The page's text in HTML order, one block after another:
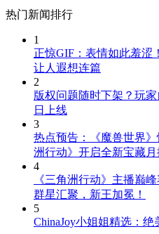
热门新闻排行
1
正惊GIF：表情如此羞涩
让人遐想连篇
2
版权问题随时下架？玩
日上线
3
热点预告：《魔兽世界
洲行动》开启全新宝藏月
4
《三角洲行动》主播巅
群星汇聚，新王加冕！
5
ChinaJoy小姐姐精选：绝